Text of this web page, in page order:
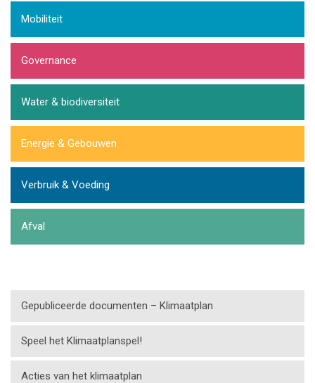
Mobiliteit
Governance
Water & biodiversiteit
Energie & Gebouwen
Verbruik & Voeding
Afval
Gepubliceerde documenten – Klimaatplan
Speel het Klimaatplanspel!
Acties van het klimaatplan